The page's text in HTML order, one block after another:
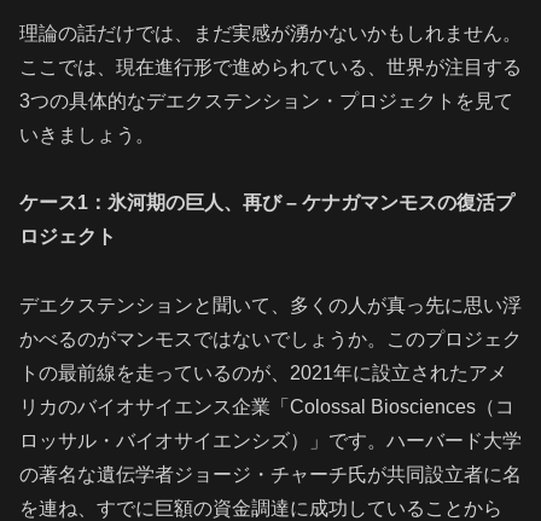
理論の話だけでは、まだ実感が湧かないかもしれません。
ここでは、現在進行形で進められている、世界が注目する
3つの具体的なデエクステンション・プロジェクトを見て
いきましょう。
ケース1：氷河期の巨人、再び – ケナガマンモスの復活プ
ロジェクト
デエクステンションと聞いて、多くの人が真っ先に思い浮
かべるのがマンモスではないでしょうか。このプロジェク
トの最前線を走っているのが、2021年に設立されたアメ
リカのバイオサイエンス企業「Colossal Biosciences（コ
ロッサル・バイオサイエンシズ）」です。ハーバード大学
の著名な遺伝学者ジョージ・チャーチ氏が共同設立者に名
を連ね、すでに巨額の資金調達に成功していることから